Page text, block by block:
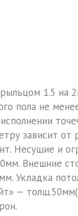
1.5 на
пола не
зависит
Несущие и
Внешние
Укладка
—